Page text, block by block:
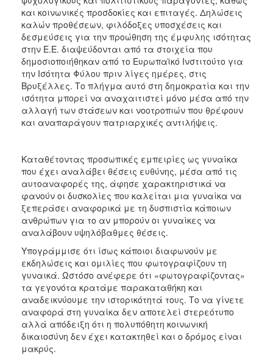
και κοινωνικές προσδοκίες και επιταγές. Δηλώσεις
καλών προθέσεων, φιλόδοξες υποσχέσεις και
δεσμεύσεις για την προώθηση της έμφυλης ισότητας
στην Ε.Ε. διαψεύδονται από τα στοιχεία που
δημοσιοποιήθηκαν από το Ευρωπαϊκό Ινστιτούτο για
την Ισότητα Φύλου πριν λίγες ημέρες, στις
Βρυξέλλες. Το πλήγμα αυτό στη δημοκρατία και την
ισότητα μπορεί να αναχαιτιστεί μόνο μέσα από την
αλλαγή των στάσεων και νοοτροπιών που θρέφουν
και αναπαράγουν πατριαρχικές αντιλήψεις.
Καταθέτοντας προσωπικές εμπειρίες ως γυναίκα
που έχει αναλάβει θέσεις ευθύνης, μέσα από τις
αυτοαναφορές της, άφησε χαρακτηριστικά να
φανούν οι δυσκολίες που καλείται μια γυναίκα να
ξεπεράσει αναφορικά με τη δυσπιστία κάποιων
ανθρώπων για το αν μπορούν οι γυναίκες να
αναλάβουν υψηλόβαθμες θέσεις.
Υπογράμμισε ότι ίσως κάποιοι διαφωνούν με
εκδηλώσεις και ομιλίες που φωτογραφίζουν τη
γυναικά. Ωστόσο ανέφερε ότι «φωτογραφίζοντας»
τα γεγονότα κρατάμε παρακαταθήκη και
αναδεικνύουμε την ιστορικότητά τους. Το να γίνετε
αναφορά στη γυναίκα δεν αποτελεί στερεότυπο
αλλά απόδειξη ότι η πολυπόθητη κοινωνική
δικαιοσύνη δεν έχει κατακτηθεί και ο δρόμος είναι
μακρύς.